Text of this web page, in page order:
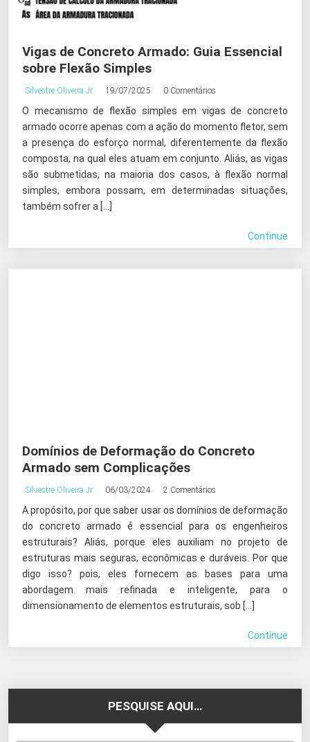
Vigas de Concreto Armado: Guia Essencial
sobre Flexão Simples
Silvestre Oliveira Jr 19/07/2025 0 Comentários
O mecanismo de flexão simples em vigas de concreto
armado ocorre apenas com a ação do momento fletor, sem
a presença do esforço normal, diferentemente da flexão
composta, na qual eles atuam em conjunto. Aliás, as vigas
são submetidas, na maioria dos casos, à flexão normal
simples, embora possam, em determinadas situações,
também sofrer a […]
Continue
Domínios de Deformação do Concreto
Armado sem Complicações
Silvestre Oliveira Jr 06/03/2024 2 Comentários
A propósito, por que saber usar os domínios de deformação
do concreto armado é essencial para os engenheiros
estruturais? Aliás, porque eles auxiliam no projeto de
estruturas mais seguras, econômicas e duráveis. Por que
digo isso? pois, eles fornecem as bases para uma
abordagem mais refinada e inteligente, para o
dimensionamento de elementos estruturais, sob […]
Continue
PESQUISE AQUI…